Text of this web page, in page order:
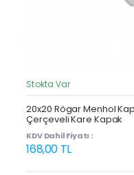
Stokta Var
20x20 Rögar Menhol
Çerçeveli Kare Kapak
KDV Dahil Fiyatı :
168,00 TL